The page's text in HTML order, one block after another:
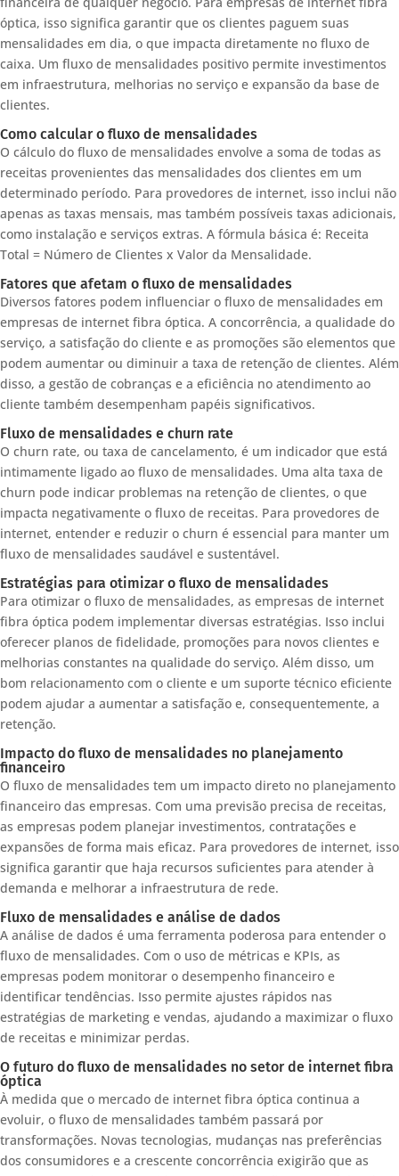
óptica, isso significa garantir que os clientes paguem suas
mensalidades em dia, o que impacta diretamente no fluxo de
caixa. Um fluxo de mensalidades positivo permite investimentos
em infraestrutura, melhorias no serviço e expansão da base de
clientes.
Como calcular o fluxo de mensalidades
O cálculo do fluxo de mensalidades envolve a soma de todas as
receitas provenientes das mensalidades dos clientes em um
determinado período. Para provedores de internet, isso inclui não
apenas as taxas mensais, mas também possíveis taxas adicionais,
como instalação e serviços extras. A fórmula básica é: Receita
Total = Número de Clientes x Valor da Mensalidade.
Fatores que afetam o fluxo de mensalidades
Diversos fatores podem influenciar o fluxo de mensalidades em
empresas de internet fibra óptica. A concorrência, a qualidade do
serviço, a satisfação do cliente e as promoções são elementos que
podem aumentar ou diminuir a taxa de retenção de clientes. Além
disso, a gestão de cobranças e a eficiência no atendimento ao
cliente também desempenham papéis significativos.
Fluxo de mensalidades e churn rate
O churn rate, ou taxa de cancelamento, é um indicador que está
intimamente ligado ao fluxo de mensalidades. Uma alta taxa de
churn pode indicar problemas na retenção de clientes, o que
impacta negativamente o fluxo de receitas. Para provedores de
internet, entender e reduzir o churn é essencial para manter um
fluxo de mensalidades saudável e sustentável.
Estratégias para otimizar o fluxo de mensalidades
Para otimizar o fluxo de mensalidades, as empresas de internet
fibra óptica podem implementar diversas estratégias. Isso inclui
oferecer planos de fidelidade, promoções para novos clientes e
melhorias constantes na qualidade do serviço. Além disso, um
bom relacionamento com o cliente e um suporte técnico eficiente
podem ajudar a aumentar a satisfação e, consequentemente, a
retenção.
Impacto do fluxo de mensalidades no planejamento
financeiro
O fluxo de mensalidades tem um impacto direto no planejamento
financeiro das empresas. Com uma previsão precisa de receitas,
as empresas podem planejar investimentos, contratações e
expansões de forma mais eficaz. Para provedores de internet, isso
significa garantir que haja recursos suficientes para atender à
demanda e melhorar a infraestrutura de rede.
Fluxo de mensalidades e análise de dados
A análise de dados é uma ferramenta poderosa para entender o
fluxo de mensalidades. Com o uso de métricas e KPIs, as
empresas podem monitorar o desempenho financeiro e
identificar tendências. Isso permite ajustes rápidos nas
estratégias de marketing e vendas, ajudando a maximizar o fluxo
de receitas e minimizar perdas.
O futuro do fluxo de mensalidades no setor de internet fibra
óptica
À medida que o mercado de internet fibra óptica continua a
evoluir, o fluxo de mensalidades também passará por
transformações. Novas tecnologias, mudanças nas preferências
dos consumidores e a crescente concorrência exigirão que as